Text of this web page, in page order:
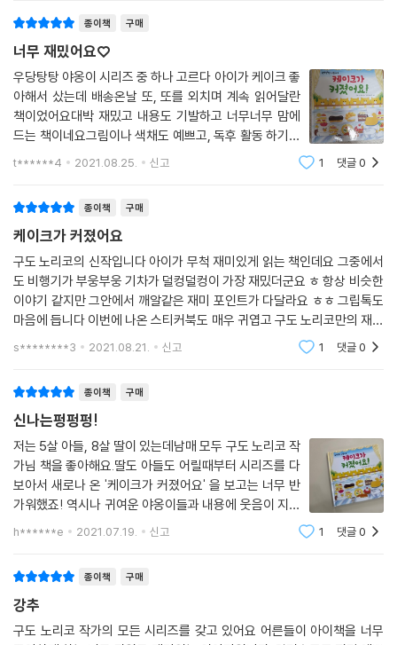
종이책 구매
너무 재밌어요♡
우당탕탕 야옹이 시리즈 중 하나 고르다 아이가 케이크 좋
아해서 샀는데 배송온날 또, 또를 외치며 계속 읽어달란
책이었어요대박 재밌고 내용도 기발하고 너무너무 맘에
드는 책이네요그림이나 색채도 예쁘고, 독후 활동 하기에
도 딱 좋아요!!글밥은 많지않아서 3살부터도 봐도 될것같
t******4 2021.08.25. 신고 1 댓글0
종이책 구매
케이크가 커졌어요
구도 노리코의 신작입니다 아이가 무척 재미있게 읽는 책인데요 그중에서
도 비행기가 부웅부웅 기차가 덜컹덜컹이 가장 재밌더군요 ㅎ 항상 비슷한
이야기 같지만 그안에서 깨알같은 재미 포인트가 다달라요 ㅎㅎ 그립톡도
마음에 듭니다 이번에 나온 스티커북도 매우 귀엽고 구도 노리코만의 재치
가 넘쳐흐릅니다 케이크가 왜 커지게 되었는지 읽어보심 알겠죠? ㅎㅎ
s********3 2021.08.21. 신고 1 댓글0
종이책 구매
신나는펑펑펑!
저는 5살 아들, 8살 딸이 있는데남매 모두 구도 노리코 작
가님 책을 좋아해요.딸도 아들도 어릴때부터 시리즈를 다
보아서 새로나 온 '케이크가 커졌어요' 을 보고는 너무 반
가워했죠! 역시나 귀여운 야옹이들과 내용에 웃음이 지어
졌어요.저희 아들은 '펑!' -매니아 라서 펑이 나오는 장면
h******e 2021.07.19. 신고 1 댓글0
종이책 구매
강추
구도 노리코 작가의 모든 시리즈를 갖고 있어요 어른들이 아이책을 너무